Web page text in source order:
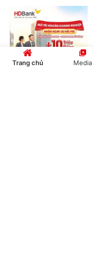
Trang chủ Media